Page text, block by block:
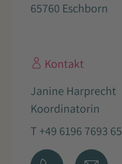
65760 Eschborn
Kontakt
Janine Harprecht
Koordinatorin
T +49 6196 7693 65